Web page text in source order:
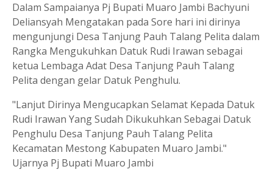
Dalam Sampaianya Pj Bupati Muaro Jambi Bachyuni
Deliansyah Mengatakan pada Sore hari ini dirinya
mengunjungi Desa Tanjung Pauh Talang Pelita dalam
Rangka Mengukuhkan Datuk Rudi Irawan sebagai
ketua Lembaga Adat Desa Tanjung Pauh Talang
Pelita dengan gelar Datuk Penghulu.
"Lanjut Dirinya Mengucapkan Selamat Kepada Datuk
Rudi Irawan Yang Sudah Dikukuhkan Sebagai Datuk
Penghulu Desa Tanjung Pauh Talang Pelita
Kecamatan Mestong Kabupaten Muaro Jambi."
Ujarnya Pj Bupati Muaro Jambi